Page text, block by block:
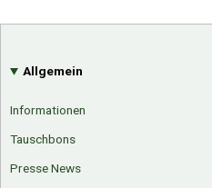
Allgemein
Informationen
Tauschbons
Presse News